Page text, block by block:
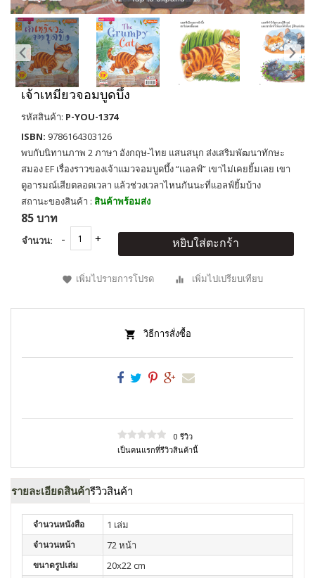
เจ้าเหมียวจอมบูดบึ้ง
รหัสสินค้า: P-YOU-1374
ISBN: 9786164303126
พบกับนิทานภาพ 2 ภาษา อังกฤษ-ไทย แสนสนุก ส่งเสริมพัฒนาทักษะ
สมอง EF เรื่องราวของเจ้าแมวจอมบูดบึ้ง “แอลฟ์” เขาไม่เคยยิ้มเลย เขา
ดูอารมณ์เสียตลอดเวลา แล้วช่วงเวลาไหนกันนะที่เเอลฟ์ยิ้มบ้าง
สถานะของสินค้า : สินค้าพร้อมส่ง
85 บาท
จำนวน: หยิบใส่ตะกร้า
เพิ่มไปรายการโปรด เพิ่มไปเปรียบเทียบ
วิธีการสั่งซื้อ
0 รีวิว
เป็นคนแรกที่รีวิวสินค้านี้
รายละเอียดสินค้ารีวิวสินค้า
จำนวนหนังสือ 1 เล่ม
จำนวนหน้า 72 หน้า
ขนาดรูปเล่ม 20x22 cm